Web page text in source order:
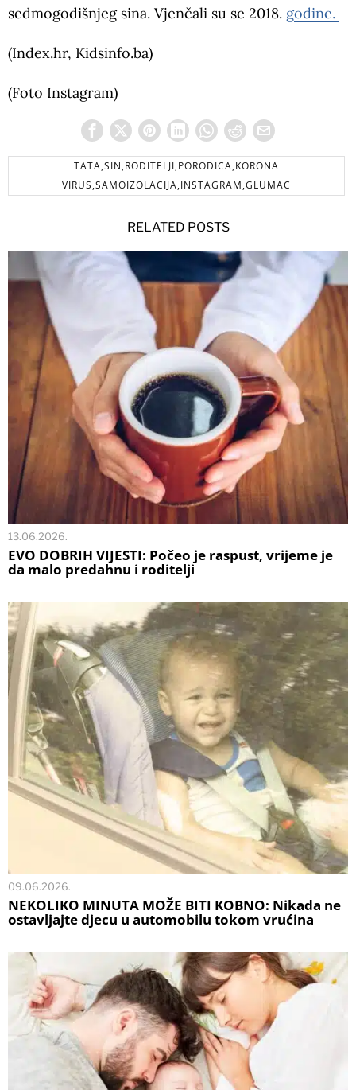
sedmogodišnjeg sina. Vjenčali su se 2018. godine.
(Index.hr, Kidsinfo.ba)
(Foto Instagram)
TATA,SIN,RODITELJI,PORODICA,KORONA
VIRUS,SAMOIZOLACIJA,INSTAGRAM,GLUMAC
RELATED POSTS
13.06.2026.
EVO DOBRIH VIJESTI: Počeo je raspust, vrijeme je
da malo predahnu i roditelji
09.06.2026.
NEKOLIKO MINUTA MOŽE BITI KOBNO: Nikada ne
ostavljajte djecu u automobilu tokom vrućina